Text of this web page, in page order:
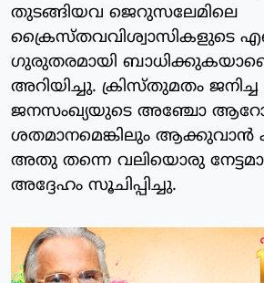
തുടങ്ങിയവ ജെറുസലേമിലെ
ക്രൈസ്തവവിശ്വാസികളുടെ
ഗുരുതരമായി
അറിയിച്ചു. ക്രിസ്തുമതം ജനിച്ച
ജനസംഖ്യയുടെ അഞ്ചോ
ശതമാനമെങ്കിലും ആക്കുവാന്‍
അതു തന്നെ വലിയൊരു
അദ്ദേഹം സൂചിപ്പിച്ചു.